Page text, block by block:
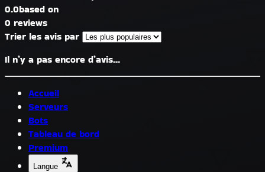
0.0based on
0 reviews
Trier les avis par
Il n’y a pas encore d’avis...
Accueil
Serveurs
Bots
Tableau de bord
Premium
Langue